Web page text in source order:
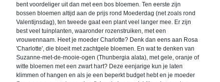
bent voordeliger uit dan met een bos bloemen. Ten eerste zijn
bossen bloemen altijd aan de prijs rond Moederdag (net zoals rond
Valentijnsdag), ten tweede gaat een plant veel langer mee. Er zijn
best veel tuinplanten, waaronder rozenstruiken, met een
vrouwennaam. Heet je moeder Charlotte? Denk dan eens aan Rosa
'Charlotte', die bloeit met zachtgele bloemen. En wat te denken van
Suzanne-met-de-mooie-ogen (Thunbergia alata), met gele, oranje of
witte bloemen met een zwart hart? Deze eenjarige kun je laten
klimmen of hangen en als je een beperkt budget hebt en je moeder